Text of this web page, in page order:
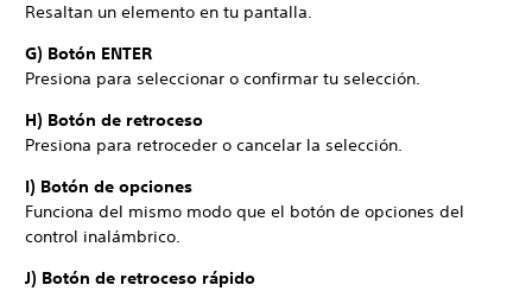
Resaltan un elemento en tu pantalla.
G) Botón ENTER
Presiona para seleccionar o confirmar tu selección.
H) Botón de retroceso
Presiona para retroceder o cancelar la selección.
I) Botón de opciones
Funciona del mismo modo que el botón de opciones del
control inalámbrico.
J) Botón de retroceso rápido